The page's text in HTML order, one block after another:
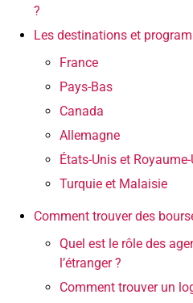
?
Les destinations et
France
Pays-Bas
Canada
Allemagne
États-Unis et Royaume-
Turquie et Malaisie
Comment trouver des
Quel est le rôle des
l’étranger ?
Comment trouver un